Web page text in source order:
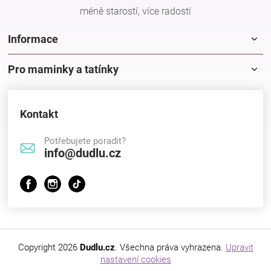
méně starostí, více radostí
Informace
Pro maminky a tatínky
Kontakt
Potřebujete poradit?
info@dudlu.cz
Copyright 2026 Dudlu.cz. Všechna práva vyhrazena. Upravit
nastavení cookies